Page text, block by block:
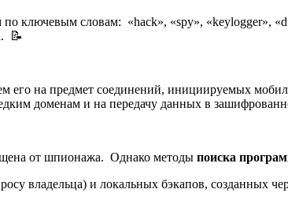
словам: «hack», «spy», «keylogger»,
📝
его на предмет соединений, инициируемых
доменам и на передачу данных в
от шпионажа. Однако методы поиска
владельца) и локальных бэкапов, созданных